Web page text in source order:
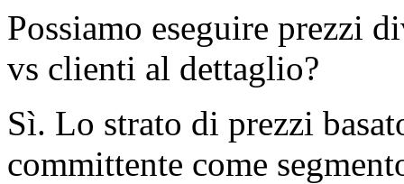
Possiamo eseguire prezzi
vs clienti al dettaglio?
Sì. Lo strato di prezzi
committente come